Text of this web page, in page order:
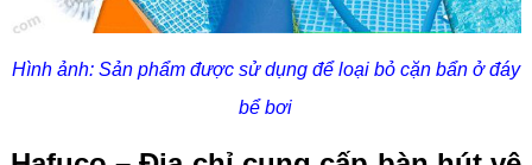
Hình ảnh: Sản phẩm được sử dụng để loại bỏ cặn bẩn ở đáy
bể bơi